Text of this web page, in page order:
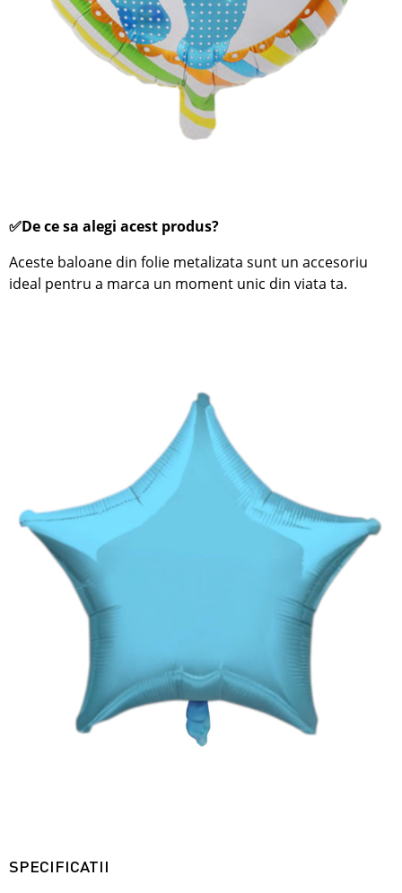
✅De ce sa alegi acest produs?
Aceste baloane din folie metalizata sunt un accesoriu
ideal pentru a marca un moment unic din viata ta.
SPECIFICATII